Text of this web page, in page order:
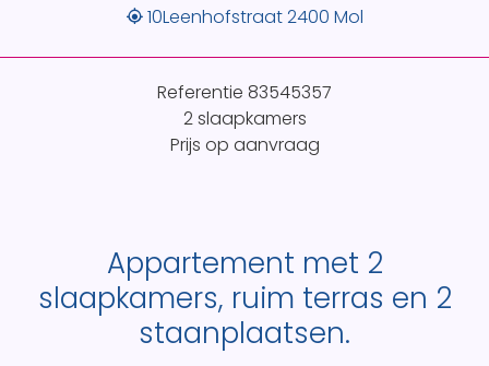
10Leenhofstraat 2400 Mol
Referentie 83545357
2 slaapkamers
Prijs op aanvraag
Appartement met 2
slaapkamers, ruim terras en 2
staanplaatsen.